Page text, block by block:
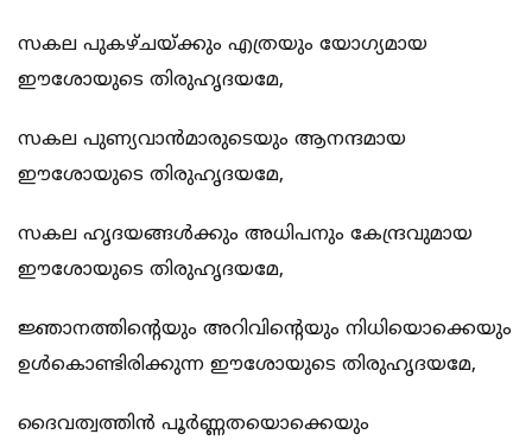
സകല‍ പുകഴ്ചയ്ക്കും എത്രയും യോഗ്യമായ
ഈശോയുടെ തിരുഹൃദയമേ,
സകല പുണ്യവാന്‍മാരുടെയും ആനന്ദമായ
ഈശോയുടെ തിരുഹൃദയമേ,
സകല ഹൃദയങ്ങള്‍ക്കും അധിപനും കേന്ദ്രവുമായ
ഈശോയുടെ തിരുഹൃദയമേ,
ജ്ഞാനത്തിന്റെയും അറിവിന്റെയും നിധിയൊക്കെയും
ഉള്‍കൊണ്ടിരിക്കുന്ന ഈശോയുടെ തിരുഹൃദയമേ,
ദൈവത്വത്തിന്‍ പൂര്‍ണ്ണതയൊക്കെയും